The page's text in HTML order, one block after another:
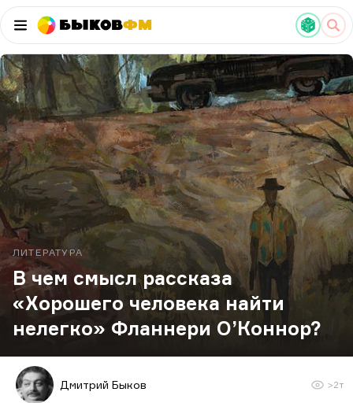
БыковФМ
ЛИТЕРАТУРА
В чем смысл рассказа
«Хорошего человека найти
нелегко» Фланнери О’Коннор?
Дмитрий Быков >2т